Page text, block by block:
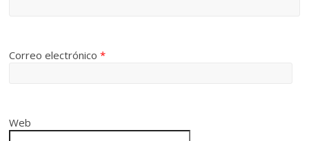
Correo electrónico*
Web